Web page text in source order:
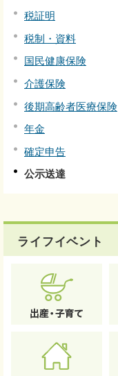
税証明
税制・資料
国民健康保険
介護保険
後期高齢者医療保険
年金
確定申告
公示送達
ライフイベント